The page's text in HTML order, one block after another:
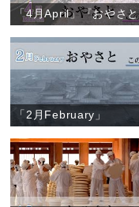
「2月February」